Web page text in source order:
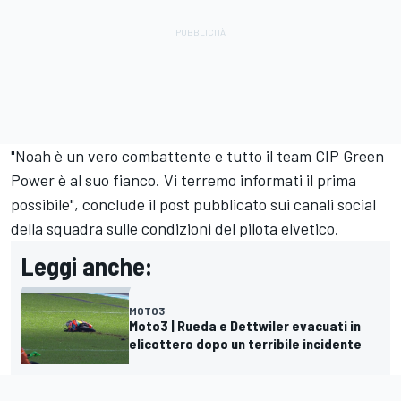
"Noah è un vero combattente e tutto il team CIP Green
Power è al suo fianco. Vi terremo informati il prima
possibile", conclude il post pubblicato sui canali social
della squadra sulle condizioni del pilota elvetico.
Leggi anche:
MOTO3
Moto3 | Rueda e Dettwiler evacuati in
elicottero dopo un terribile incidente